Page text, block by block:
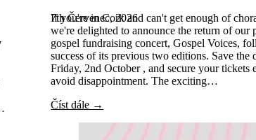
7th Červenec, 2026
If you're in Cork and can't get enough of
we're delighted to announce the return of our
gospel fundraising concert, Gospel Voices,
success of its previous two editions. Save the
Friday, 2nd October , and secure your tickets
avoid disappointment. The exciting…
Číst dále →